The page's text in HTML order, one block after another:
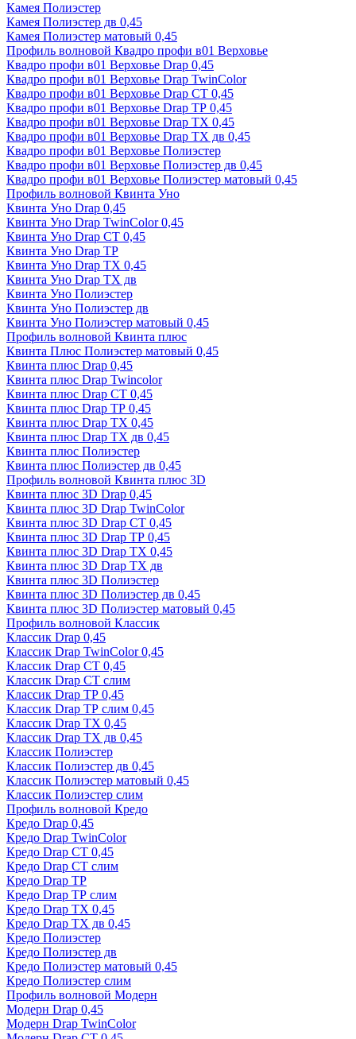
Камея Полиэстер
Камея Полиэстер дв 0,45
Камея Полиэстер матовый 0,45
Профиль волновой Квадро профи в01 Верховье
Квадро профи в01 Верховье Drap 0,45
Квадро профи в01 Верховье Drap TwinColor
Квадро профи в01 Верховье Drap СТ 0,45
Квадро профи в01 Верховье Drap ТР 0,45
Квадро профи в01 Верховье Drap ТХ 0,45
Квадро профи в01 Верховье Drap ТХ дв 0,45
Квадро профи в01 Верховье Полиэстер
Квадро профи в01 Верховье Полиэстер дв 0,45
Квадро профи в01 Верховье Полиэстер матовый 0,45
Профиль волновой Квинта Уно
Квинта Уно Drap 0,45
Квинта Уно Drap TwinColor 0,45
Квинта Уно Drap СТ 0,45
Квинта Уно Drap ТР
Квинта Уно Drap ТХ 0,45
Квинта Уно Drap ТХ дв
Квинта Уно Полиэстер
Квинта Уно Полиэстер дв
Квинта Уно Полиэстер матовый 0,45
Профиль волновой Квинта плюс
Квинта Плюс Полиэстер матовый 0,45
Квинта плюс Drap 0,45
Квинта плюс Drap Twincolor
Квинта плюс Drap СТ 0,45
Квинта плюс Drap ТР 0,45
Квинта плюс Drap ТХ 0,45
Квинта плюс Drap ТХ дв 0,45
Квинта плюс Полиэстер
Квинта плюс Полиэстер дв 0,45
Профиль волновой Квинта плюс 3D
Квинта плюс 3D Drap 0,45
Квинта плюс 3D Drap TwinColor
Квинта плюс 3D Drap СТ 0,45
Квинта плюс 3D Drap ТР 0,45
Квинта плюс 3D Drap ТХ 0,45
Квинта плюс 3D Drap ТХ дв
Квинта плюс 3D Полиэстер
Квинта плюс 3D Полиэстер дв 0,45
Квинта плюс 3D Полиэстер матовый 0,45
Профиль волновой Классик
Классик Drap 0,45
Классик Drap TwinColor 0,45
Классик Drap СТ 0,45
Классик Drap СТ слим
Классик Drap ТР 0,45
Классик Drap ТР слим 0,45
Классик Drap ТХ 0,45
Классик Drap ТХ дв 0,45
Классик Полиэстер
Классик Полиэстер дв 0,45
Классик Полиэстер матовый 0,45
Классик Полиэстер слим
Профиль волновой Кредо
Кредо Drap 0,45
Кредо Drap TwinColor
Кредо Drap СТ 0,45
Кредо Drap СТ слим
Кредо Drap ТР
Кредо Drap ТР слим
Кредо Drap ТХ 0,45
Кредо Drap ТХ дв 0,45
Кредо Полиэстер
Кредо Полиэстер дв
Кредо Полиэстер матовый 0,45
Кредо Полиэстер слим
Профиль волновой Модерн
Модерн Drap 0,45
Модерн Drap TwinColor